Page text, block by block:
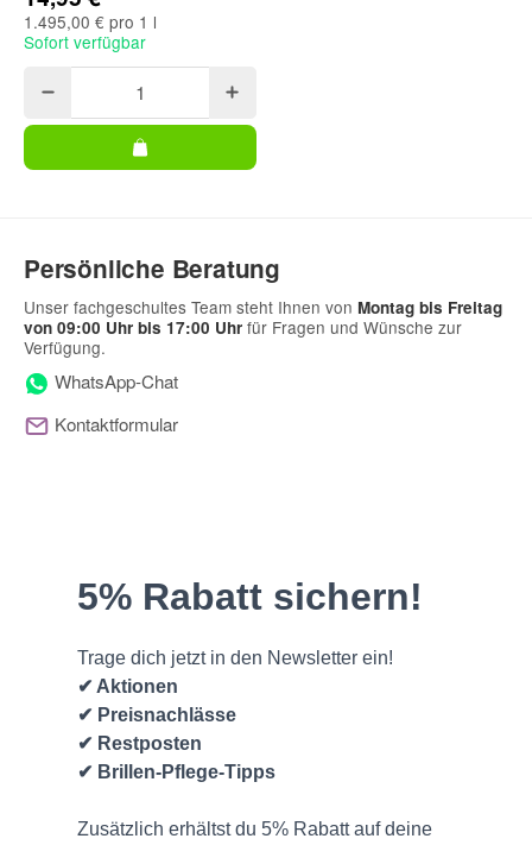
1.495,00 € pro 1 l
Sofort verfügbar
Persönliche Beratung
Unser fachgeschultes Team steht Ihnen von Montag bis Freitag
von 09:00 Uhr bis 17:00 Uhr für Fragen und Wünsche zur
Verfügung.
WhatsApp-Chat
Kontaktformular